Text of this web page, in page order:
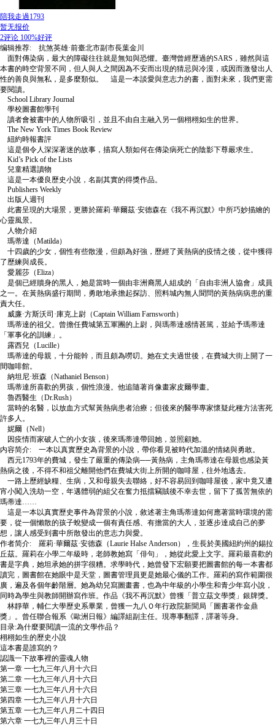
陪我走過1793
暂无报价
2评论 100%好评
编辑推荐: 抗煞英雄·前臺北市副市長葉金川
面對傳染病，最大的障礙往往就是無知與恐懼。臺灣曾經歷過的SARS，雖然與這
本書的時空背景不同，但人與人之間因為不安而出現的猜忌與冷漠，或因而激發出人
性的善良與無私，是多麼類似。 這是一本談愛與意志力的書，面對未來，我們更需
要閱讀。
School Library Journal
學校圖書館學刊
讀者會被書中的人物所吸引，並且不由自主融入另一個栩栩如生的世界。
The New York Times Book Review
紐約時報書評
這是個令人深深著迷的故事，描寫人類如何在傳染病死亡的陰影下尊嚴求生。
Kid’s Pick of the Lists
兒童精選讀物
這是一本優良歷史小說，名副其實的得獎作品。
Publishers Weekly
出版人週刊
此書呈現的大場景，更勝於羅莉·華爾茲·安德森在《我不再沉默》中所巧妙描繪的
心靈風景。
人物介紹
瑪蒂達（Matilda）
十四歲的少女，個性有些散漫，但頗為好強，歷經了黃熱病的疫情之後，從中獲得
了歷練與成長。
愛麗莎（Eliza）
是個已經贖身的黑人，她是當時一個由非洲裔黑人組成的「自由非洲人協會」成員
之一。在黃熱病盛行期間，勇敢地承擔起探訪、照料城內無人聞問的黃熱病病患的重
責大任。
威廉·方斯沃司·庫克上尉（Captain William Farnsworth）
瑪蒂達的祖父。曾擔任費城第五軍團的上尉，與瑪蒂達感情甚篤，並給予瑪蒂達
「軍事化的訓練」。
露西兒（Lucille）
瑪蒂達的母親，十分能幹，而且頗為嘮叨。她在丈夫過世後，在費城大街上開了一
間咖啡館。
納坦尼·班森（Nathaniel Benson）
瑪蒂達所喜歡的男孩，個性浪漫。他追隨著肖像畫家皮爾學畫。
魯西醫生（Dr.Rush）
當時的名醫，以放血方式幫黃熱病患者治療；但後來的醫學專家懷疑此種方法害死
許多人。
妮爾（Nell）
因疫情而家破人亡的小女孩，後來瑪蒂達帶回她，並照顧她。
内容简介: 一本以真實歷史為背景的小說，帶你看見被時代加溫的情緒與勇敢。
西元1793年的費城，發生了嚴重的傳染病──黃熱病，主角瑪蒂達在母親也感染黃
熱病之後，不得不和祖父離開他們在費城大街上所開的咖啡屋，往外地逃去。
一路上歷經缺糧、生病，又和母親失去聯絡，好不容易回到咖啡屋後，家中竟又遭
宵小闖入洗劫一空，年邁體弱的組父在奮力抵擋竊賊後不幸去世，留下了孤苦無依的
瑪蒂達……
這是一本以真實歷史事件為背景的小說，敘述著主角瑪蒂達如何應著當時環境的需
要，從一個懶散的孩子蛻變成一個有責任感、有擔當的大人，並逐步達成自己的夢
想，讓人感受到書中所散發出的意志力與愛。
作者简介: 羅莉·華爾茲·安德森（Laurie Halse Anderson），生長於美國紐約州的錫拉
丘茲。羅莉在小學二年級時，老師教她寫「俳句」，她從此愛上文字。羅莉最喜歡的
書是字典，她坦承她的拼字很糟。求學時代，她曾發下宏願要把圖書館的每一本書都
讀完，圖書館在她眼中是天堂，圖書管理員更是她最心儀的工作。羅莉的寫作範圍很
廣，遍及各個年齡階層。她為幼兒寫圖畫書，也為中年級的小學生和青少年寫小說，
同時為學生與教師開辦寫作班。作品《我不再沉默》曾獲「普立茲文學獎」銀牌獎。
林靜華，輔仁大學歷史系畢業，曾獲一九八Ｏ年行政院新聞局「圖書著作金鼎
獎」。曾任聯合報系《歐洲日報》編譯組副主任。現專事翻譯，譯著等身。
目录:為什麼要閱讀一流的文學作品？
栩栩如生的歷史小說
這本書是誰寫的？
認識一下故事裡的靈魂人物
第一章 一七九三年八月十六日
第二章 一七九三年八月十六日
第三章 一七九三年八月十六日
第四章 一七九三年八月十六日
第五章 一七九三年八月二十四日
第六章 一七九三年八月三十日